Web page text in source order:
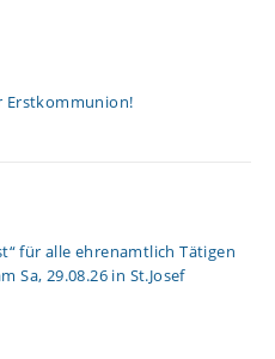
Erstkommunion!
für alle ehrenamtlich Tätigen
Sa, 29.08.26 in St.Josef